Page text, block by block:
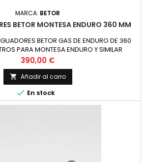
MARCA: BETOR
BETOR MONTESA ENDURO 360 MM
BETOR GAS DE ENDURO DE 360
PARA MONTESA ENDURO Y SIMILAR
Precio
390,00 €
 Añadir al carro
 En stock